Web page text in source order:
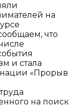
на
что
и стала
«Прорыв
на поиск